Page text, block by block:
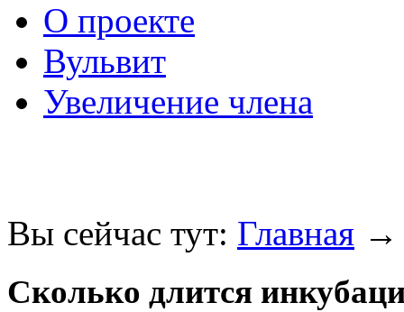
О проекте
Вульвит
Увеличение члена
Вы сейчас тут: Главная
Сколько длится